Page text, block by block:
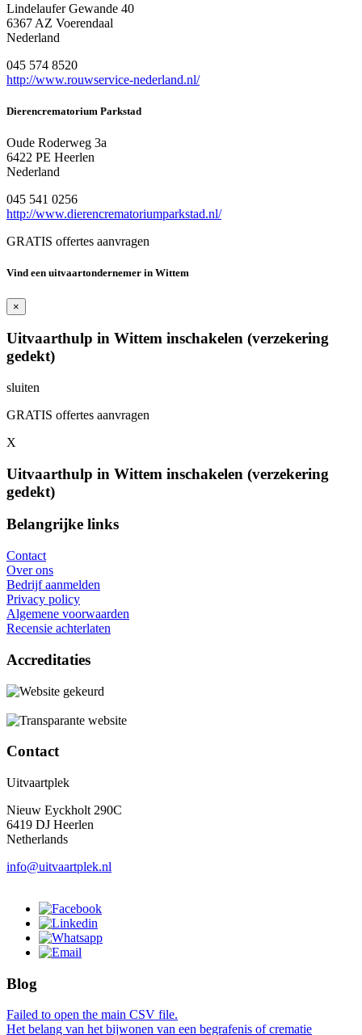
Lindelaufer Gewande 40
6367 AZ Voerendaal
Nederland
045 574 8520
http://www.rouwservice-nederland.nl/
Dierencrematorium Parkstad
Oude Roderweg 3a
6422 PE Heerlen
Nederland
045 541 0256
http://www.dierencrematoriumparkstad.nl/
GRATIS offertes aanvragen
Vind een uitvaartondernemer in Wittem
×
Uitvaarthulp in Wittem inschakelen (verzekering
gedekt)
sluiten
GRATIS offertes aanvragen
X
Uitvaarthulp in Wittem inschakelen (verzekering
gedekt)
Belangrijke links
Contact
Over ons
Bedrijf aanmelden
Privacy policy
Algemene voorwaarden
Recensie achterlaten
Accreditaties
Contact
Uitvaartplek
Nieuw Eyckholt 290C
6419 DJ Heerlen
Netherlands
info@uitvaartplek.nl
Blog
Failed to open the main CSV file.
Het belang van het bijwonen van een begrafenis of crematie